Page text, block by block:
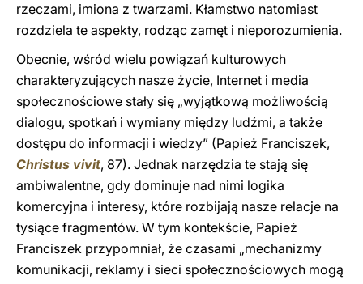
rzeczami, imiona z twarzami. Kłamstwo natomiast
rozdziela te aspekty, rodząc zamęt i nieporozumienia.
Obecnie, wśród wielu powiązań kulturowych
charakteryzujących nasze życie, Internet i media
społecznościowe stały się „wyjątkową możliwością
dialogu, spotkań i wymiany między ludźmi, a także
dostępu do informacji i wiedzy” (Papież Franciszek,
Christus vivit, 87). Jednak narzędzia te stają się
ambiwalentne, gdy dominuje nad nimi logika
komercyjna i interesy, które rozbijają nasze relacje na
tysiące fragmentów. W tym kontekście, Papież
Franciszek przypomniał, że czasami „mechanizmy
komunikacji, reklamy i sieci społecznościowych mogą